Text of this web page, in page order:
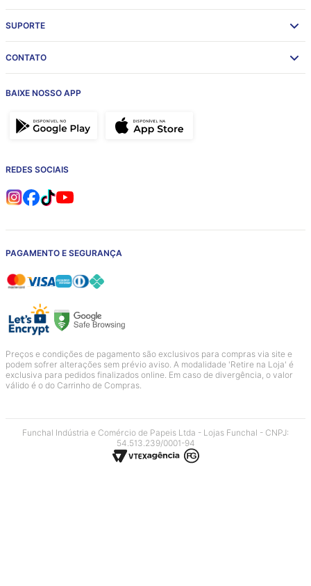
SUPORTE
CONTATO
BAIXE NOSSO APP
REDES SOCIAIS
PAGAMENTO E SEGURANÇA
Preços e condições de pagamento são exclusivos para compras via site e
podem sofrer alterações sem prévio aviso. A modalidade 'Retire na Loja' é
exclusiva para pedidos finalizados online. Em caso de divergência, o valor
válido é o do Carrinho de Compras.
Funchal Indústria e Comércio de Papeis Ltda - Lojas Funchal - CNPJ:
54.513.239/0001-94